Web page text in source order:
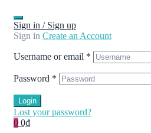
Sign in / Sign up
Sign in Create an Account
Username or email *
Password *
Login
Lost your password?
0 0₫